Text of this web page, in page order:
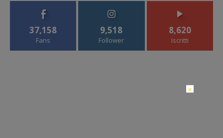
37,158
Fans
9,518
Follower
8,620
Iscritti
×